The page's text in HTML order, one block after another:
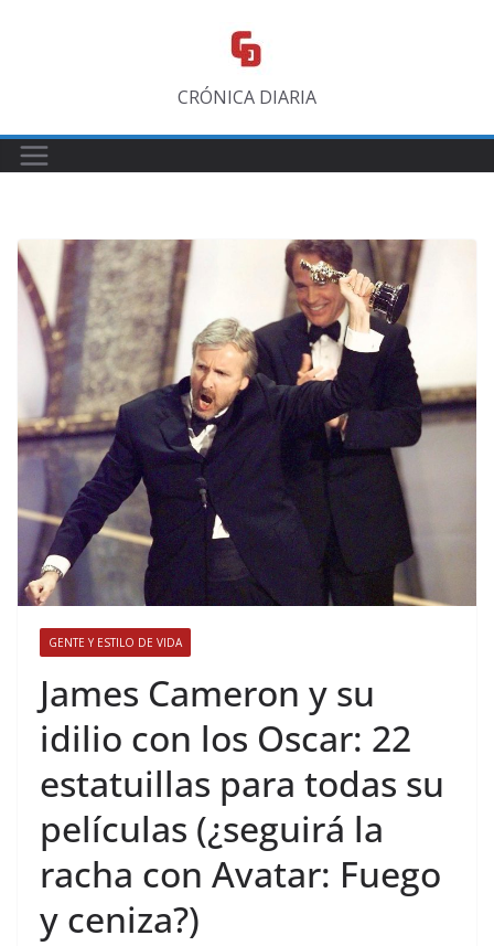
CRÓNICA DIARIA
GENTE Y ESTILO DE VIDA
​James Cameron y su
idilio con los Oscar: 22
estatuillas para todas su
películas (¿seguirá la
racha con Avatar: Fuego
y ceniza?)